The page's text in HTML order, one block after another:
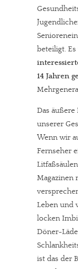
beteiligt.
14 Jahren
Das
unserer
Wenn wir
Fernseher
Magazinen
Leben und
locken
Döner-
ist das der